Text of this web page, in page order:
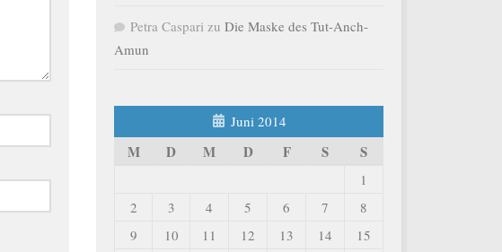
Petra Caspari zu Die Maske des Tut-Anch-
Amun
Juni 2014
M D M D F S S
1
2
3 4 5 6 7
8
9
10 11 12 13 14 15